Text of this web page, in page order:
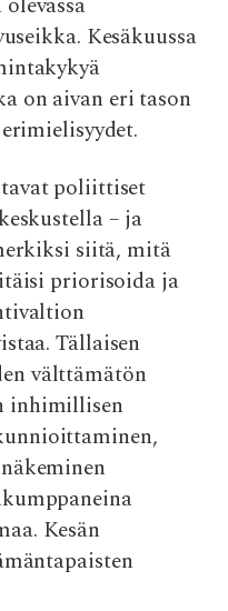
Kesäkuussa
on aivan eri tason
poliittiset
– ja
siitä, mitä
priorisoida ja
Tällaisen
välttämätön
inhimillisen
Kesän